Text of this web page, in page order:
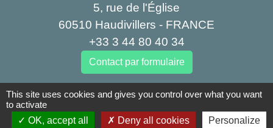
5, rue de l'Église
60510 Haudivillers - FRANCE
+33 3 44 80 40 34
Contact par formulaire
Liens
This site uses cookies and gives you control over what you want
to activate
OK, accept all
Deny all cookies Personalize